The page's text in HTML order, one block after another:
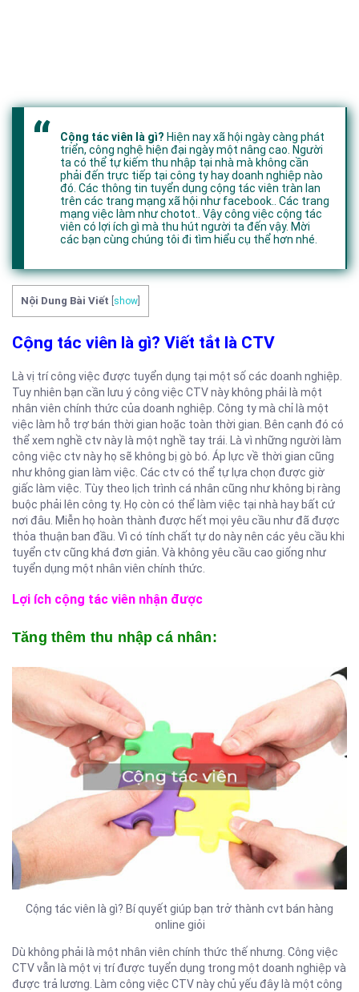
Cộng tác viên là gì? Hiện nay xã hội ngày càng phát
triển, công nghệ hiện đại ngày một nâng cao. Người
ta có thể tự kiếm thu nhập tại nhà mà không cần
phải đến trực tiếp tại công ty hay doanh nghiệp nào
đó. Các thông tin tuyển dụng cộng tác viên tràn lan
trên các trang mạng xã hội như facebook.. Các trang
mạng việc làm như chotot.. Vậy công việc cộng tác
viên có lợi ích gì mà thu hút người ta đến vậy. Mời
các bạn cùng chúng tôi đi tìm hiểu cụ thể hơn nhé.
Nội Dung Bài Viết show
Cộng tác viên là gì? Viết tắt là CTV
Là vị trí công việc được tuyển dụng tại một số các doanh nghiệp.
Tuy nhiên bạn cần lưu ý công việc CTV này không phải là một
nhân viên chính thức của doanh nghiệp. Công ty mà chỉ là một
việc làm hỗ trợ bán thời gian hoặc toàn thời gian. Bên cạnh đó có
thể xem nghề ctv này là một nghề tay trái. Là vì những người làm
công việc ctv này họ sẽ không bị gò bó. Áp lực về thời gian cũng
như không gian làm việc. Các ctv có thể tự lựa chọn được giờ
giấc làm việc. Tùy theo lịch trình cá nhân cũng như không bị ràng
buộc phải lên công ty. Họ còn có thể làm việc tại nhà hay bất cứ
nơi đâu. Miễn họ hoàn thành được hết mọi yêu cầu như đã được
thỏa thuận ban đầu. Vì có tính chất tự do này nên các yêu cầu khi
tuyển ctv cũng khá đơn giản. Và không yêu cầu cao giống như
tuyển dụng một nhân viên chính thức.
Lợi ích cộng tác viên nhận được
Tăng thêm thu nhập cá nhân:
Cộng tác viên là gì? Bí quyết giúp bạn trở thành cvt bán hàng
online giỏi
Dù không phải là một nhân viên chính thức thế nhưng. Công việc
CTV vẫn là một vị trí được tuyển dụng trong một doanh nghiệp và
được trả lương. Làm công việc CTV này chủ yếu đây là một công